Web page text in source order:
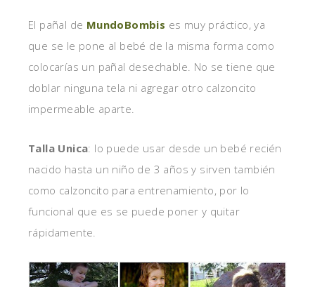
El pañal de MundoBombis es muy práctico, ya
que se le pone al bebé de la misma forma como
colocarías un pañal desechable. No se tiene que
doblar ninguna tela ni agregar otro calzoncito
impermeable aparte.
Talla Unica: lo puede usar desde un bebé recién
nacido hasta un niño de 3 años y sirven también
como calzoncito para entrenamiento, por lo
funcional que es se puede poner y quitar
rápidamente.